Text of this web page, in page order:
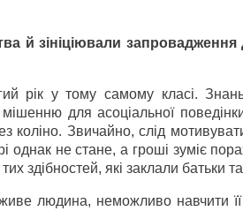
й зініціювали запровадження
у тому самому класі.
для асоціальної
коліно. Звичайно, слід
не стане, а гроші зуміє
здібностей, які заклали батьки
людина, неможливо навчити